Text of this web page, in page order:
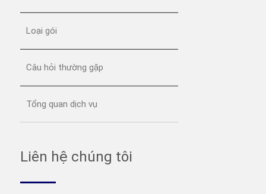
Loại gói
Câu hỏi thường gặp
Tổng quan dịch vụ
Liên hệ chúng tôi